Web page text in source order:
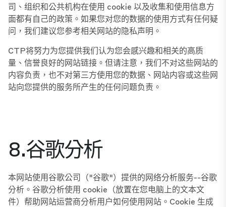
司、组织和公共机构在使用 cookie 以及收集和使用信息方
面都有自己的政策。如果您对您的数据的使用方式有任何疑
问，我们建议您参考相关网站的隐私声明。
CTP将努力为您提供我们认为您会感兴趣和相关的高质
量、信誉良好的网站链接。但请注意，我们不对这些网站的
内容负责，也不对第三方使用您的数据、网站内容或这些网
站向您提供的服务所产生的任何问题负责。
8.谷歌分析
本网站使用谷歌公司（"谷歌"）提供的网络分析服务--谷歌
分析。谷歌分析使用 cookie（放置在您电脑上的文本文
件）帮助网站运营商分析用户如何使用网站。Cookie 生成